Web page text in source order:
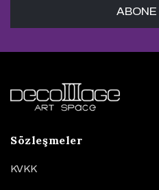
Sözleşmeler
KVKK